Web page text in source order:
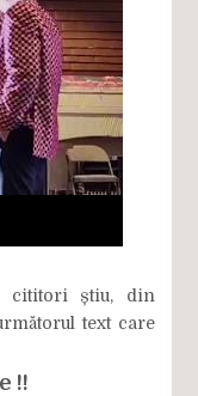
cititori știu, din
text care
!!